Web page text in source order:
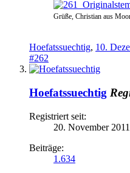
Grüße, Christian aus
Hoefatssuechtig, 10.
#262
Hoefatssuechtig
Registriert seit:
20. November 2011
Beiträge:
1.634